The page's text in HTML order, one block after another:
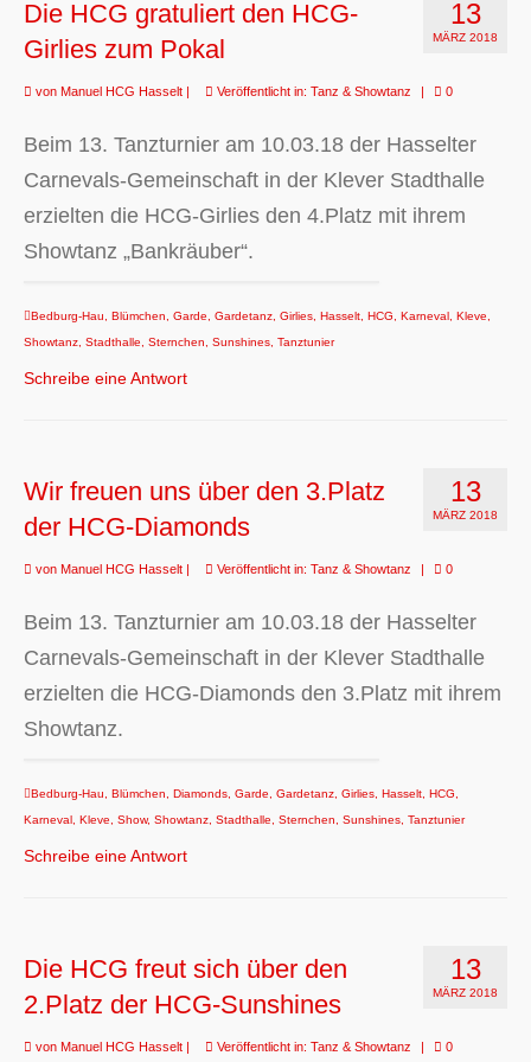
13
MÄRZ 2018
Die HCG gratuliert den HCG-
Girlies zum Pokal
von Manuel HCG Hasselt | Veröffentlicht in: Tanz & Showtanz | 0
Beim 13. Tanzturnier am 10.03.18 der Hasselter
Carnevals-Gemeinschaft in der Klever Stadthalle
erzielten die HCG-Girlies den 4.Platz mit ihrem
Showtanz „Bankräuber“.
Bedburg-Hau Blümchen Garde Gardetanz Girlies Hasselt HCG Karneval Kleve
Showtanz Stadthalle Sternchen Sunshines Tanztunier
Schreibe eine Antwort
13
MÄRZ 2018
Wir freuen uns über den 3.Platz
der HCG-Diamonds
von Manuel HCG Hasselt | Veröffentlicht in: Tanz & Showtanz | 0
Beim 13. Tanzturnier am 10.03.18 der Hasselter
Carnevals-Gemeinschaft in der Klever Stadthalle
erzielten die HCG-Diamonds den 3.Platz mit ihrem
Showtanz.
Bedburg-Hau Blümchen Diamonds Garde Gardetanz Girlies Hasselt HCG
Karneval Kleve Show, Showtanz Stadthalle Sternchen Sunshines Tanztunier
Schreibe eine Antwort
13
MÄRZ 2018
Die HCG freut sich über den
2.Platz der HCG-Sunshines
von Manuel HCG Hasselt | Veröffentlicht in: Tanz & Showtanz | 0